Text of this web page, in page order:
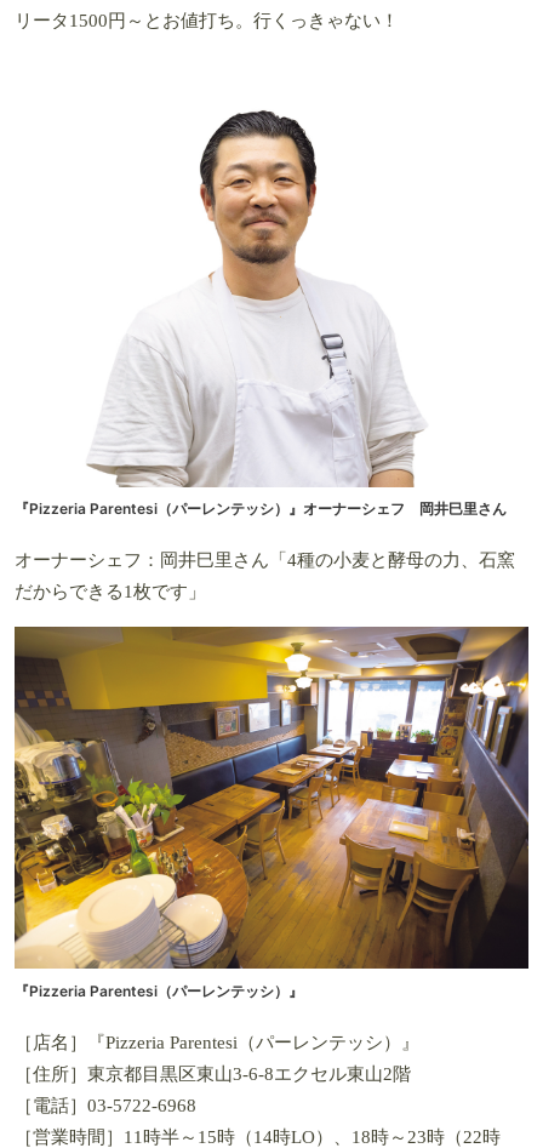
リータ1500円～とお値打ち。行くっきゃない！
『Pizzeria Parentesi（パーレンテッシ）』オーナーシェフ 岡井巳里さん
オーナーシェフ：岡井巳里さん「4種の小麦と酵母の力、石窯
だからできる1枚です」
『Pizzeria Parentesi（パーレンテッシ）』
［店名］『Pizzeria Parentesi（パーレンテッシ）』
［住所］東京都目黒区東山3-6-8エクセル東山2階
［電話］03-5722-6968
［営業時間］11時半～15時（14時LO）、18時～23時（22時